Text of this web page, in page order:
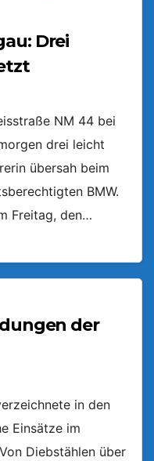
Drei
NM 44 bei
drei leicht
übersah beim
BMW.
Freitag, den…
der
in den
Einsätze im
Diebstählen über